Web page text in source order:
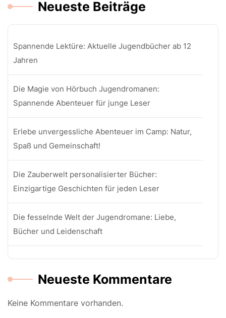
Neueste Beiträge
Spannende Lektüre: Aktuelle Jugendbücher ab 12
Jahren
Die Magie von Hörbuch Jugendromanen:
Spannende Abenteuer für junge Leser
Erlebe unvergessliche Abenteuer im Camp: Natur,
Spaß und Gemeinschaft!
Die Zauberwelt personalisierter Bücher:
Einzigartige Geschichten für jeden Leser
Die fesselnde Welt der Jugendromane: Liebe,
Bücher und Leidenschaft
Neueste Kommentare
Keine Kommentare vorhanden.